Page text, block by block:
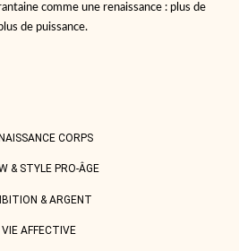
comme une renaissance : plus de
de puissance.
CORPS
& STYLE PRO-ÂGE
& ARGENT
VIE AFFECTIVE